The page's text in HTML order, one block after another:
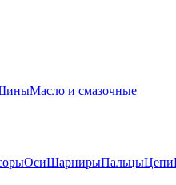
Масло и смазочные
ОсиШарнирыПальцыЦепи